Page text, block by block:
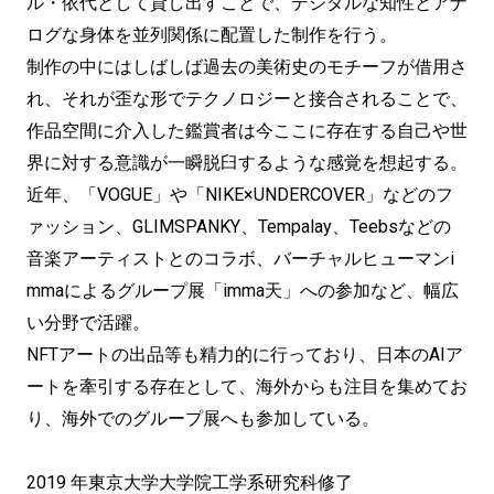
ログな身体を並列関係に配置した制作を行う。
制作の中にはしばしば過去の美術史のモチーフが借用さ
れ、それが歪な形でテクノロジーと接合されることで、
作品空間に介入した鑑賞者は今ここに存在する自己や世
界に対する意識が一瞬脱臼するような感覚を想起する。
近年、「VOGUE」や「NIKE×UNDERCOVER」などのフ
ァッション、GLIMSPANKY、Tempalay、Teebsなどの
音楽アーティストとのコラボ、バーチャルヒューマンi
mmaによるグループ展「imma天」への参加など、幅広
い分野で活躍。
NFTアートの出品等も精力的に行っており、日本のAIア
ートを牽引する存在として、海外からも注目を集めてお
り、海外でのグループ展へも参加している。
2019 年東京大学大学院工学系研究科修了